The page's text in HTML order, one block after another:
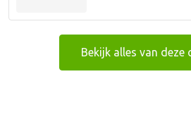
Bekijk alles van deze